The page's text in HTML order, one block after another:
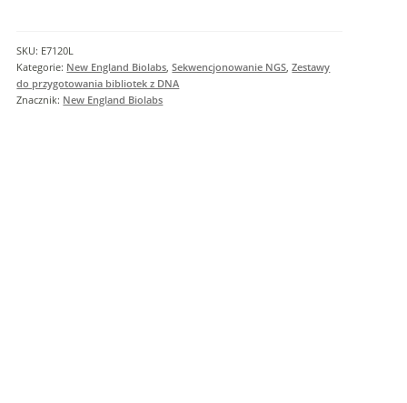
seq
Kit
(EM-
seq)
SKU: E7120L
Kategorie: New England Biolabs ,Sekwencjonowanie NGS ,Zestawy
do przygotowania bibliotek z DNA
Znacznik: New England Biolabs